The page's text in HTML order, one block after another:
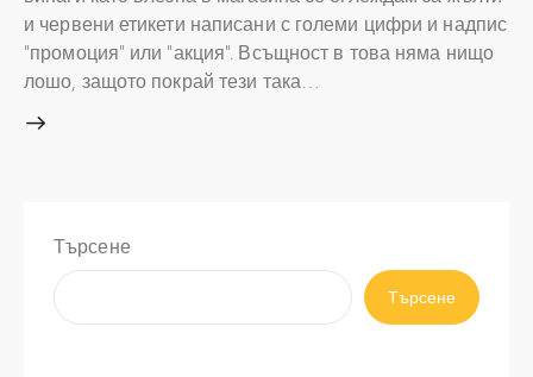
и червени етикети написани с големи цифри и надпис
"промоция" или "акция". Всъщност в това няма нищо
лошо, защото покрай тези така…
Търсене
Търсене